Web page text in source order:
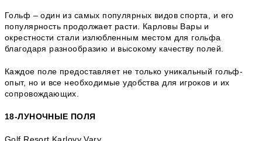
Гольф – один из самых популярных видов спорта, и его
популярность продолжает расти. Карловы Вары и
окрестности стали излюбленным местом для гольфа
благодаря разнообразию и высокому качеству полей.
Каждое поле предоставляет не только уникальный гольф-
опыт, но и все необходимые удобства для игроков и их
сопровождающих.
18-ЛУНОЧНЫЕ ПОЛЯ